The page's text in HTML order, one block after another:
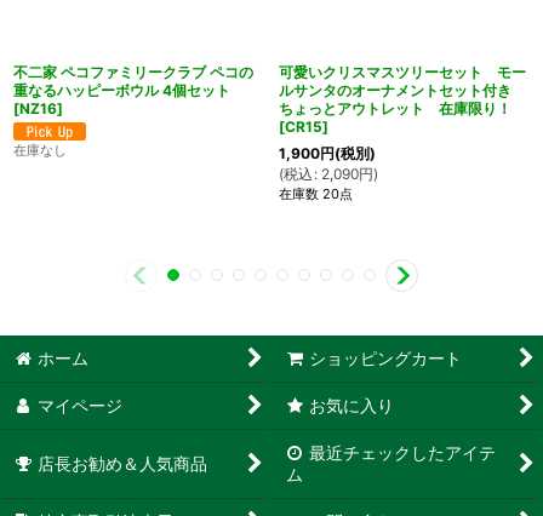
不二家 ペコファミリークラブ ペコの
重なるハッピーボウル 4個セット
[NZ16]
在庫なし
可愛いクリスマスツリーセット モー
ルサンタのオーナメントセット付き
ちょっとアウトレット 在庫限り！
[CR15]
1,900円(税別)
(税込 : 2,090円)
在庫数 20点
ホーム ショッピングカート
マイページ お気に入り
店長お勧め＆人気商品
最近チェックしたアイテ
ム